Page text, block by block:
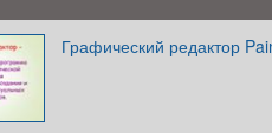
Графический редактор